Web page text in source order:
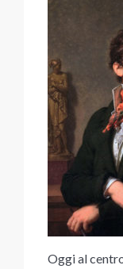
Oggi al